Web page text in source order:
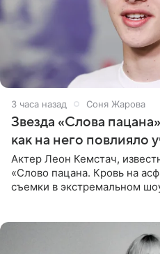
3 часа назад Соня Жарова
Звезда «Слова
как на него повлияло
Актер Леон Кемстач,
«Слово пацана. Кровь на
съемки в экстремальном